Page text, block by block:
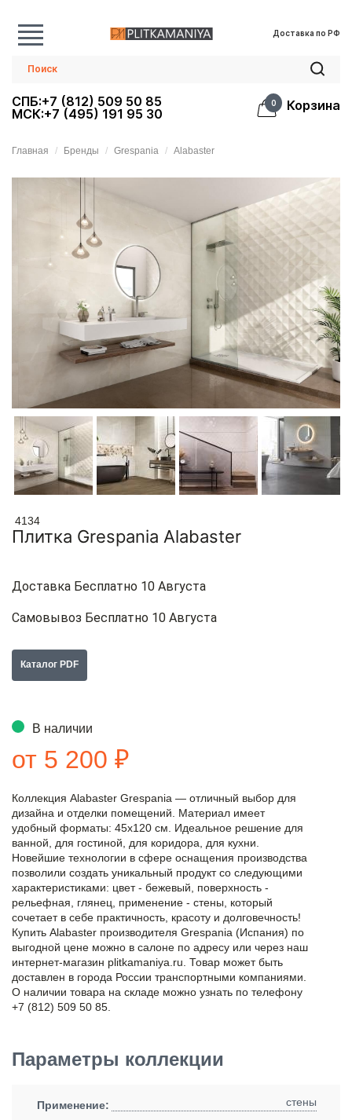
Доставка по РФ
СПБ:+7 (812) 509 50 85
МСК:+7 (495) 191 95 30
0 Корзина
Главная Бренды Grespania Alabaster
4134
Плитка Grespania Alabaster
Доставка Бесплатно 10 Августа
Самовывоз Бесплатно 10 Августа
Каталог PDF
В наличии
от 5 200 ₽
Коллекция Alabaster Grespania — отличный выбор для
дизайна и отделки помещений. Материал имеет
удобный форматы: 45x120 см. Идеальное решение для
ванной, для гостиной, для коридора, для кухни.
Новейшие технологии в сфере оснащения производства
позволили создать уникальный продукт со следующими
характеристиками: цвет - бежевый, поверхность -
рельефная, глянец, применение - стены, который
сочетает в себе практичность, красоту и долговечность!
Купить Alabaster производителя Grespania (Испания) по
выгодной цене можно в салоне по адресу или через наш
интернет-магазин plitkamaniya.ru. Товар может быть
доставлен в города России транспортными компаниями.
О наличии товара на складе можно узнать по телефону
+7 (812) 509 50 85.
Параметры коллекции
Применение: стены